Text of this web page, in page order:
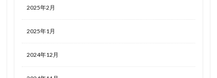
2025年2月
2025年1月
2024年12月